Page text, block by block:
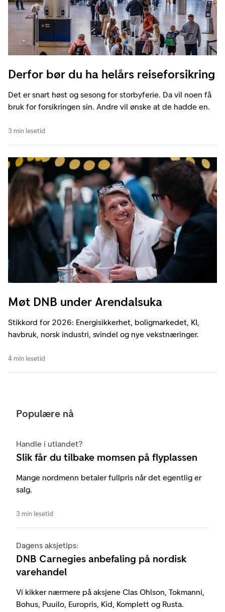
Derfor bør du ha helårs reiseforsikring
Det er snart høst og sesong for storbyferie. Da vil noen få
bruk for forsikringen sin. Andre vil ønske at de hadde en.
3 min lesetid
Møt DNB under Arendalsuka
Stikkord for 2026: Energisikkerhet, boligmarkedet, KI,
havbruk, norsk industri, svindel og nye vekstnæringer.
4 min lesetid
Populære nå
Handle i utlandet?
Slik får du tilbake momsen på flyplassen
Mange nordmenn betaler fullpris når det egentlig er
salg.
3 min lesetid
Dagens aksjetips:
DNB Carnegies anbefaling på nordisk
varehandel
Vi kikker nærmere på aksjene Clas Ohlson, Tokmanni,
Bohus, Puuilo, Europris, Kid, Komplett og Rusta.